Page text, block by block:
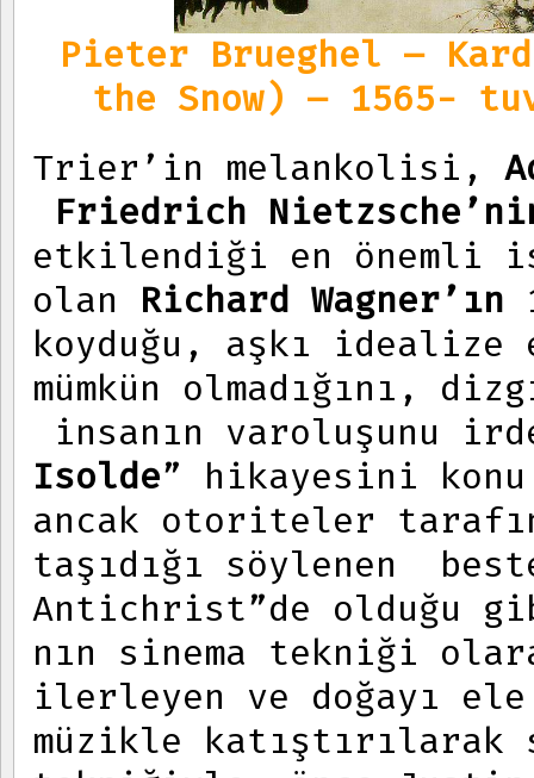
Pieter Brueghel –
the Snow) – 1565-
Trier’in melankolisi,
Friedrich
etkilendiği en önemli
olan Richard Wagner’ın
koyduğu, aşkı idealize
mümkün olmadığını,
insanın varoluşunu
Isolde” hikayesini konu
ancak otoriteler
taşıdığı söylenen
Antichrist”de olduğu
nın sinema tekniği
ilerleyen ve doğayı
müzikle katıştırılarak